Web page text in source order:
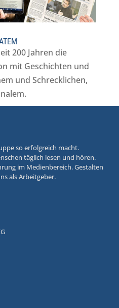
200 Jahren die
mit Geschichten und
und Schrecklichen,
so erfolgreich macht.
täglich lesen und hören.
im Medienbereich. Gestalten
als Arbeitgeber.